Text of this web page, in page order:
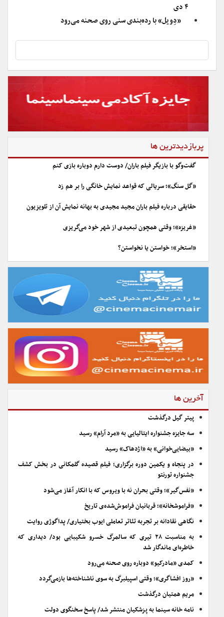
۴ دی
«دِویل» با رده‌بندی سنی روی صحنه می‌رود
پربازدیدترین ها
گفت‌وگو با بازیگر فیلم باران/ دوست دارم دوباره بازی کنم
«گل سنگ»؛ سریالی که قواعد نمایش خانگی را بر هم زد
حقایقی درباره فیلم باران مجید مجیدی به بهانه نمایش آن از تلویزیون
«غریزه»؛ وقتی همچون تبعیدی از شهر خود می‌گریزی
«استخر»؛ خواستن یا نخواستن؟
آخرین ها
پیتر گیل درگذشت
سه جایزه جشنواره ایتالیایی به «مرد آرام» رسید
«بیضایی‌خوانی» به «اژدهاک» رسید
در پنجاه و یکمین دوره برگزاری؛ فیلم قصیده گلمکانی در بخش کشف
جشنواره تورنتو
«نفس‌گیر»؛ وقتی بحران نه با ویروس که با انکار آغاز می‌شود
«فراموشخانه»؛ قربانیان فراموش‌شده‌ی تاریخ
نگاهی نقادانه بر تجربه تئاتر تعاملی ایوب بختیاری/ پداگوژی روایت
به مناسبت ۲۸ تیری که سالمرگ خسرو شکیبایی بود/ دیداری که
خاطره‌ای ماندگار شد
کمدی «مادرکیو» دوباره روی صحنه می‌رود
«روز افشاگری»؛ وقتی اسپیلبرگ به سوی ناشناخته‌ها بازمی‌گردد
مریم همتیان درگذشت
نامه خانه سینما به پزشکیان منتشر شد/ پاسخ سخنگوی دولت